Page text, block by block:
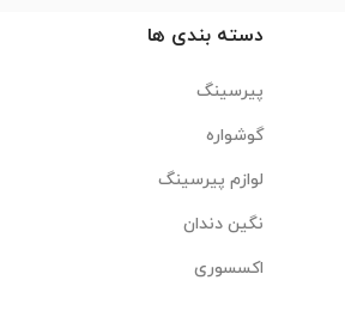
دسته بندی ها
پیرسینگ
گوشواره
لوازم پیرسینگ
نگین دندان
اکسسوری